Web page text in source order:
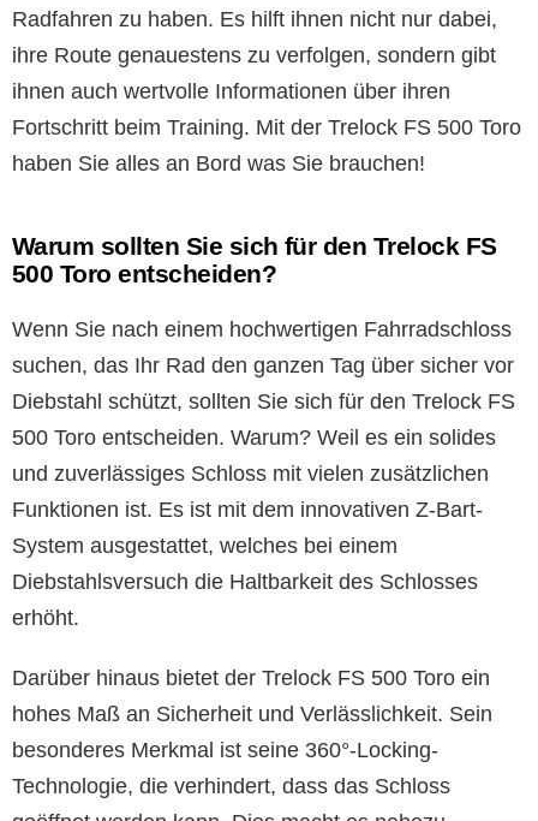
Radfahren zu haben. Es hilft ihnen nicht nur dabei,
ihre Route genauestens zu verfolgen, sondern gibt
ihnen auch wertvolle Informationen über ihren
Fortschritt beim Training. Mit der Trelock FS 500 Toro
haben Sie alles an Bord was Sie brauchen!
Warum sollten Sie sich für den Trelock FS
500 Toro entscheiden?
Wenn Sie nach einem hochwertigen Fahrradschloss
suchen, das Ihr Rad den ganzen Tag über sicher vor
Diebstahl schützt, sollten Sie sich für den Trelock FS
500 Toro entscheiden. Warum? Weil es ein solides
und zuverlässiges Schloss mit vielen zusätzlichen
Funktionen ist. Es ist mit dem innovativen Z-Bart-
System ausgestattet, welches bei einem
Diebstahlsversuch die Haltbarkeit des Schlosses
erhöht.
Darüber hinaus bietet der Trelock FS 500 Toro ein
hohes Maß an Sicherheit und Verlässlichkeit. Sein
besonderes Merkmal ist seine 360°-Locking-
Technologie, die verhindert, dass das Schloss